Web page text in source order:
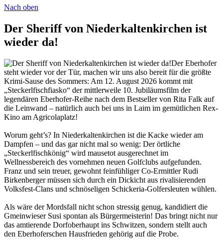
Nach oben
Der Sheriff von Niederkaltenkirchen ist
wieder da!
Der Eberhofer
steht wieder vor der Tür, machen wir uns also bereit für die größte
Krimi-Sause des Sommers: Am 12. August 2026 kommt mit
„Steckerlfischfiasko“ der mittlerweile 10. Jubiläumsfilm der
legendären Eberhofer-Reihe nach dem Bestseller von Rita Falk auf
die Leinwand – natürlich auch bei uns in Laim im gemütlichen Rex-
Kino am Agricolaplatz!
Worum geht’s? In Niederkaltenkirchen ist die Kacke wieder am
Dampfen – und das gar nicht mal so wenig: Der örtliche
„Steckerlfischkönig“ wird mausetot ausgerechnet im
Wellnessbereich des vornehmen neuen Golfclubs aufgefunden.
Franz und sein treuer, gewohnt feinfühliger Co-Ermittler Rudi
Birkenberger müssen sich durch ein Dickicht aus rivalisierenden
Volksfest-Clans und schnöseligen Schickeria-Golfersleuten wühlen.
Als wäre der Mordsfall nicht schon stressig genug, kandidiert die
Gmeinwieser Susi spontan als Bürgermeisterin! Das bringt nicht nur
das amtierende Dorfoberhaupt ins Schwitzen, sondern stellt auch
den Eberhoferschen Hausfrieden gehörig auf die Probe.